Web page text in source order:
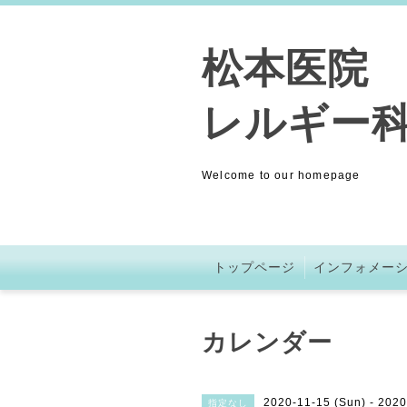
松本医院
レルギー
Welcome to our homepage
トップページ インフォメー
カレンダー
指定なし 2020-11-15 (Sun) -